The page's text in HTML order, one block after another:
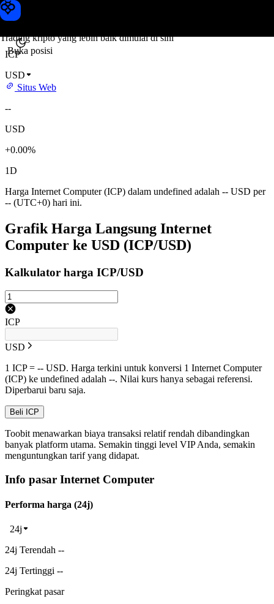
Trading kripto yang lebih baik dimulai di sini
Buka posisi
Harga Internet Computer
ICP
USD
Situs Web
--
USD
+0.00%
1D
Harga Internet Computer (ICP) dalam undefined adalah -- USD per
-- (UTC+0) hari ini.
Grafik Harga Langsung Internet
Computer ke USD (ICP/USD)
Kalkulator harga ICP/USD
ICP
USD
1 ICP = -- USD. Harga terkini untuk konversi 1 Internet Computer
(ICP) ke undefined adalah --. Nilai kurs hanya sebagai referensi.
Diperbarui baru saja.
Beli ICP
Toobit menawarkan biaya transaksi relatif rendah dibandingkan
banyak platform utama. Semakin tinggi level VIP Anda, semakin
menguntungkan tarif yang didapat.
Info pasar Internet Computer
Performa harga (24j)
24j
24j Terendah --
24j Tertinggi --
Peringkat pasar